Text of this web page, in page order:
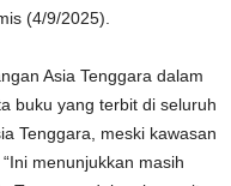
(4/9/2025).
Asia Tenggara dalam
buku yang terbit di seluruh
Tenggara, meski kawasan
menunjukkan masih